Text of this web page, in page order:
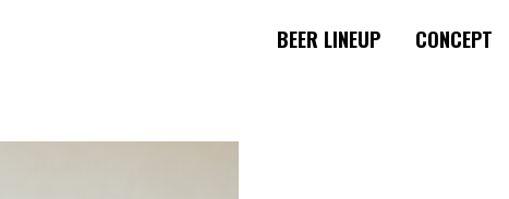
BEER LINEUP CONCEPT